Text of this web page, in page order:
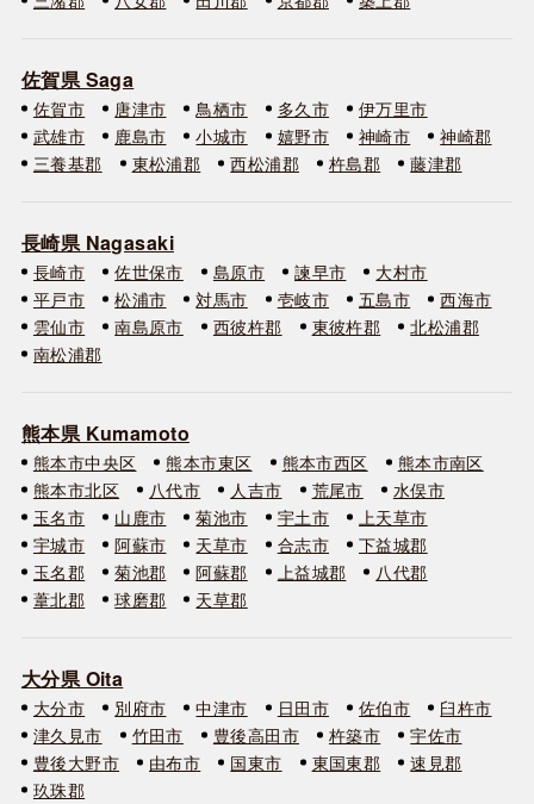
佐賀県 Saga
佐賀市 唐津市 鳥栖市 多久市
伊万里市
武雄市
鹿島市 小城市 嬉野市 神崎市
神崎郡
三養基郡
東松浦郡 西松浦郡 杵島郡 藤津郡
長崎県 Nagasaki
長崎市 佐世保市 島原市 諫早市
大村市
平戸市
松浦市 対馬市 壱岐市 五島市
西海市
雲仙市
南島原市 西彼杵郡 東彼杵郡
北松浦郡
南松浦郡
熊本県 Kumamoto
熊本市中央区 熊本市東区 熊本市西区
熊本市南区
熊本市北区
八代市 人吉市 荒尾市
水俣市
玉名市
山鹿市 菊池市 宇土市
上天草市
宇城市
阿蘇市 天草市 合志市
下益城郡
玉名郡
菊池郡 阿蘇郡 上益城郡
八代郡
葦北郡
球磨郡 天草郡
大分県 Oita
大分市 別府市 中津市 日田市 佐伯市
臼杵市
津久見市
竹田市 豊後高田市 杵築市
宇佐市
豊後大野市
由布市 国東市 東国東郡
速見郡
玖珠郡